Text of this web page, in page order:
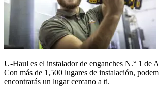
U-Haul es el instalador de enganches N.° 1 de
Con más de 1,500 lugares de instalación,
encontrarás un lugar cercano a ti.